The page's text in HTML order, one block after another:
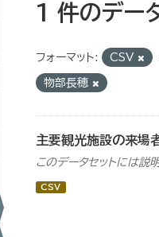
1 件のデー
フォーマット: CSV
物部長穂
主要観光施設の来場
このデータセットには説
CSV